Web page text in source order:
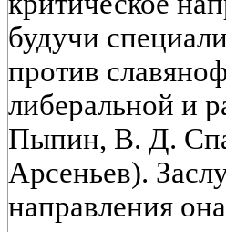
будучи
против
либеральной и
Пыпин, В. Д.
Арсеньев).
направления